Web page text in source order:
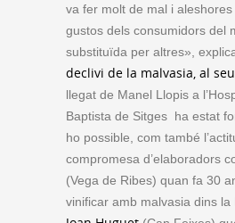
va fer molt de mal i
gustos dels consumidors del
substituïda per altres»,
declivi de la malvasia, al
llegat de Manel Llopis a
Baptista de Sitges ha estat
ho possible, com també
compromesa d’elaboradors
(Vega de Ribes) quan fa 30
vinificar amb malvasia dins la